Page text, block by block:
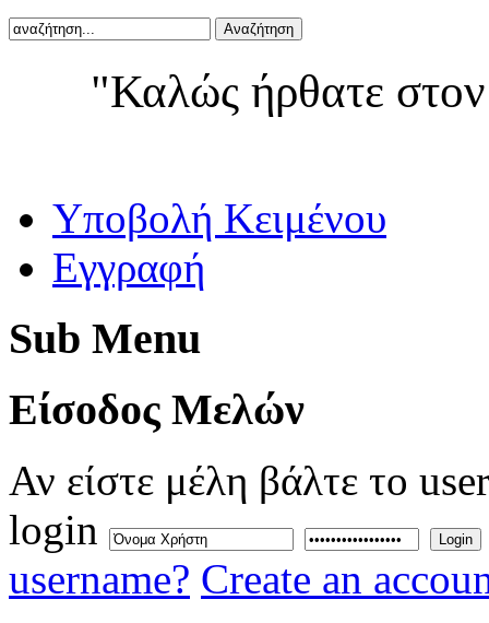
Αναζήτηση
"Καλώς ήρθατε
Yποβολή Κειμένου
Εγγραφή
Sub Menu
Eίσοδος Μελών
Αν είστε μέλη βάλτε το
login
Login
username? Create an